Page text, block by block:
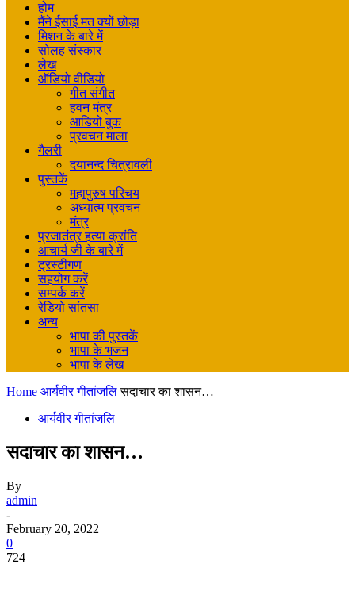
होम
मैंने ईसाई मत क्यों छोड़ा
मिशन के बारे में
सोलह संस्कार
लेख
ऑडियो वीडियो
गीत संगीत
हवन मंत्र
आडियो बुक
प्रवचन माला
गैलरी
दयानन्द चित्रावली
पुस्तकें
महापुरुष परिचय
अध्यात्म प्रवचन
मंत्र
प्रजातंत्र हत्या क्रांति
आचार्य जी के बारे में
ट्रस्टीगण
सहयोग करें
सम्पर्क करें
रेडियो सांतसा
अन्य
भापा की पुस्तकें
भापा के भजन
भापा के लेख
Home आर्यवीर गीतांजलि सदाचार का शासन…
आर्यवीर गीतांजलि
सदाचार का शासन…
By
admin
-
February 20, 2022
0
724